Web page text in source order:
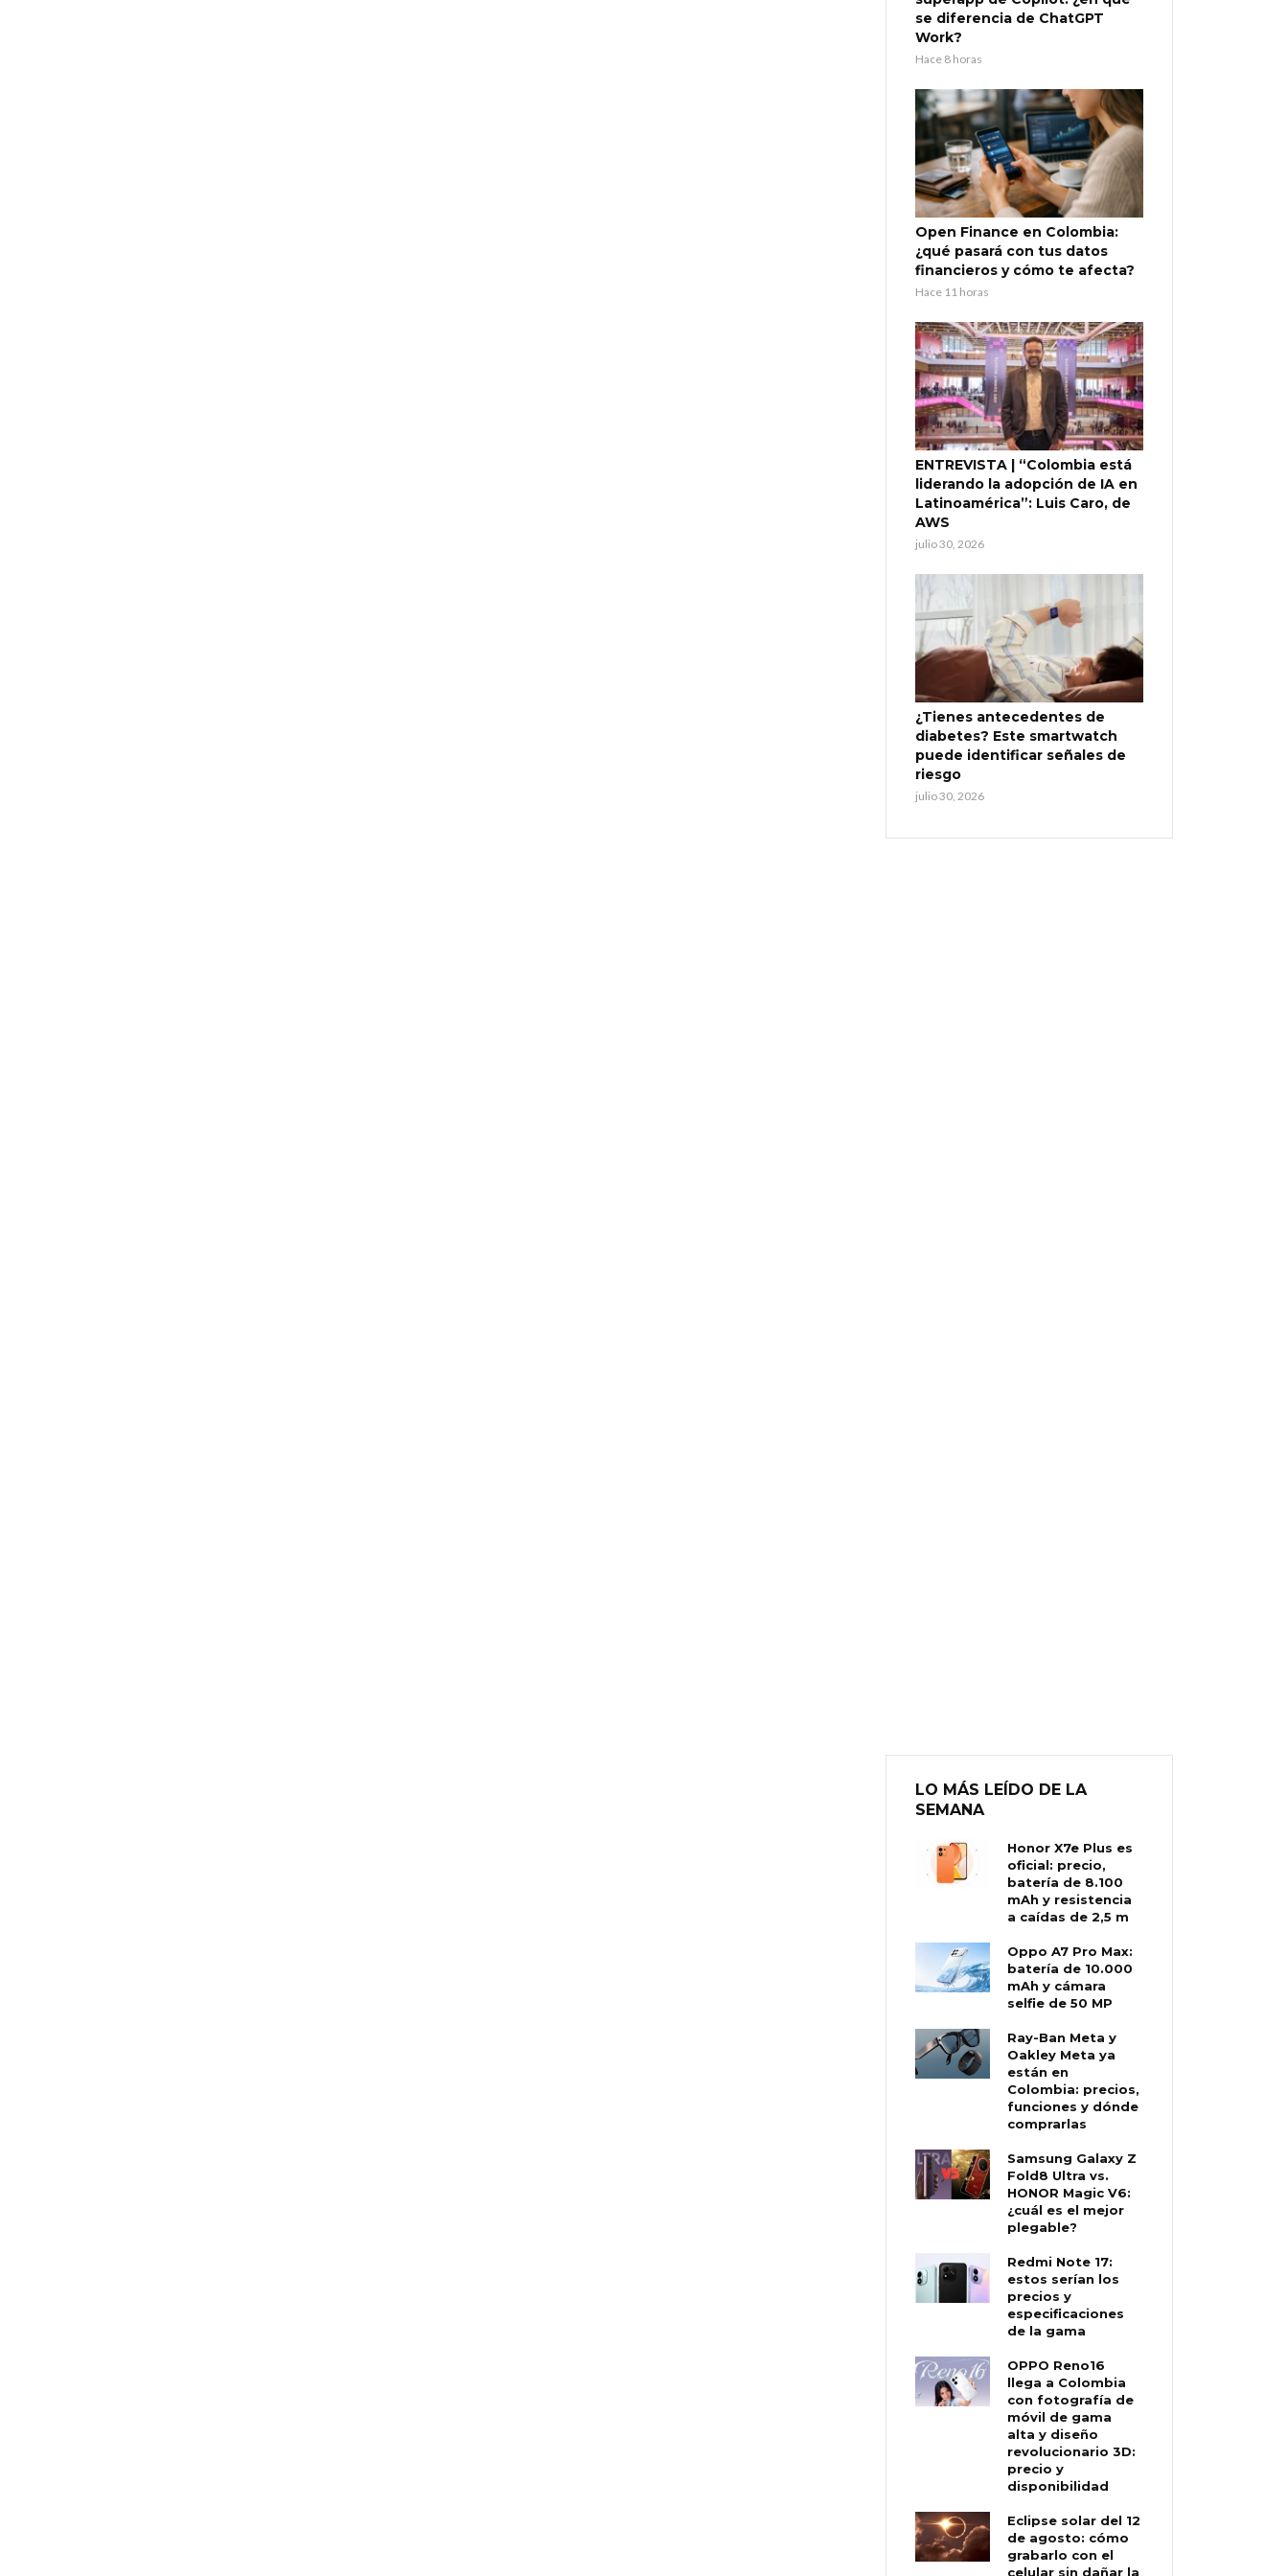
se diferencia de ChatGPT
Work?
Hace 8 horas
Open Finance en Colombia:
¿qué pasará con tus datos
financieros y cómo te afecta?
Hace 11 horas
ENTREVISTA | “Colombia está
liderando la adopción de IA en
Latinoamérica”: Luis Caro, de
AWS
julio 30, 2026
¿Tienes antecedentes de
diabetes? Este smartwatch
puede identificar señales de
riesgo
julio 30, 2026
LO MÁS LEÍDO DE LA
SEMANA
Honor X7e Plus es
oficial: precio,
batería de 8.100
mAh y resistencia
a caídas de 2,5 m
Oppo A7 Pro Max:
batería de 10.000
mAh y cámara
selfie de 50 MP
Ray-Ban Meta y
Oakley Meta ya
están en
Colombia: precios,
funciones y dónde
comprarlas
Samsung Galaxy Z
Fold8 Ultra vs.
HONOR Magic V6:
¿cuál es el mejor
plegable?
Redmi Note 17:
estos serían los
precios y
especificaciones
de la gama
OPPO Reno16
llega a Colombia
con fotografía de
móvil de gama
alta y diseño
revolucionario 3D:
precio y
disponibilidad
Eclipse solar del 12
de agosto: cómo
grabarlo con el
celular sin dañar la